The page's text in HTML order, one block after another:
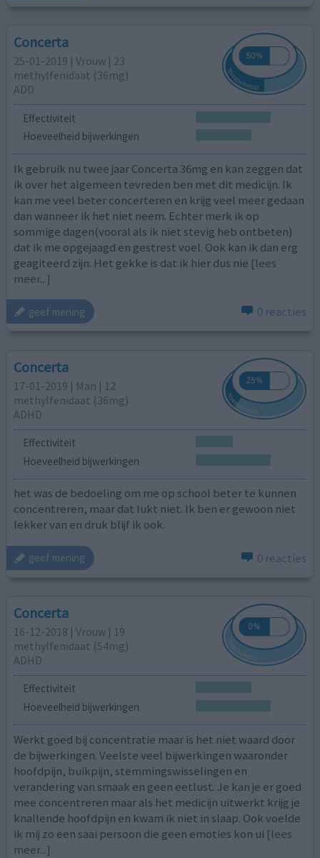
Concerta
25-01-2019 | Vrouw | 23
methylfenidaat (36mg)
ADD
Effectiviteit
Hoeveelheid bijwerkingen
Ik gebruik nu twee jaar Concerta 36mg en kan zeggen dat
ik over het algemeen tevreden ben met dit medicijn. Ik
kan me veel beter concerteren en krijg veel meer gedaan
dan wanneer ik het niet neem. Echter merk ik op
sommige dagen(vooral als ik niet stevig heb ontbeten)
dat ik me opgejaagd en gestrest voel. Ook kan ik dan erg
geagiteerd zijn. Het gekke is dat ik hier dus nie [lees
meer...]
geef mening 0 reacties
Concerta
17-01-2019 | Man | 12
methylfenidaat (36mg)
ADHD
Effectiviteit
Hoeveelheid bijwerkingen
het was de bedoeling om me op school beter te kunnen
concentreren, maar dat lukt niet. Ik ben er gewoon niet
lekker van en druk blijf ik ook.
geef mening 0 reacties
Concerta
16-12-2018 | Vrouw | 19
methylfenidaat (54mg)
ADHD
Effectiviteit
Hoeveelheid bijwerkingen
Werkt goed bij concentratie maar is het niet waard door
de bijwerkingen. Veelste veel bijwerkingen waaronder
hoofdpijn, buikpijn, stemmingswisselingen en
verandering van smaak en geen eetlust. Je kan je er goed
mee concentreren maar als het medicijn uitwerkt krijg je
knallende hoofdpijn en kwam ik niet in slaap. Ook voelde
ik mij zo een saai persoon die geen emoties kon ui [lees
meer...]